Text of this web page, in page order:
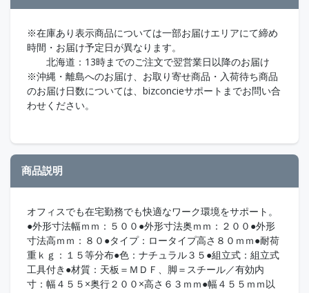
※在庫あり表示商品については一部お届けエリアにて締め
時間・お届け予定日が異なります。
北海道：13時までのご注文で翌営業日以降のお届け
※沖縄・離島へのお届け、お取り寄せ商品・入荷待ち商品
のお届け日数については、bizconcieサポートまでお問い合
わせください。
商品説明
オフィスでも在宅勤務でも快適なワーク環境をサポート。
●外形寸法幅ｍｍ：５００●外形寸法奥ｍｍ：２００●外形
寸法高ｍｍ：８０●タイプ：ロータイプ高さ８０ｍｍ●耐荷
重ｋｇ：１５等分布●色：ナチュラル３５●組立式：組立式
工具付き●材質：天板＝ＭＤＦ、脚＝スチール／有効内
寸：幅４５５×奥行２００×高さ６３ｍｍ●幅４５５ｍｍ以